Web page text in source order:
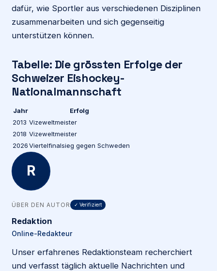
dafür, wie Sportler aus verschiedenen Disziplinen
zusammenarbeiten und sich gegenseitig
unterstützen können.
Tabelle: Die grössten Erfolge der
Schweizer Eishockey-
Nationalmannschaft
Jahr
Erfolg
2013 Vizeweltmeister
2018 Vizeweltmeister
2026Viertelfinalsieg gegen Schweden
R
ÜBER DEN AUTOR ✓ Verifiziert
Redaktion
Online-Redakteur
Unser erfahrenes Redaktionsteam recherchiert
und verfasst täglich aktuelle Nachrichten und